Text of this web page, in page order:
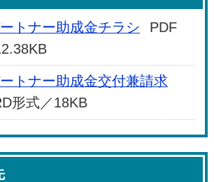
トナー助成金チラシ
PDF
トナー助成金交付兼請求
形式／18KB